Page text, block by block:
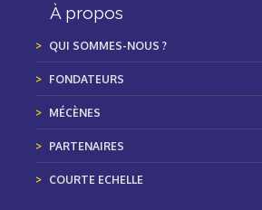
À propos
QUI SOMMES-NOUS ?
FONDATEURS
MÉCÈNES
PARTENAIRES
COURTE ECHELLE